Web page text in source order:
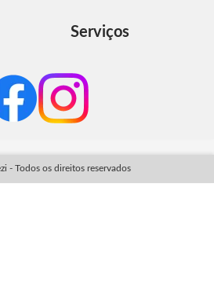
Serviços
- Todos os direitos reservados